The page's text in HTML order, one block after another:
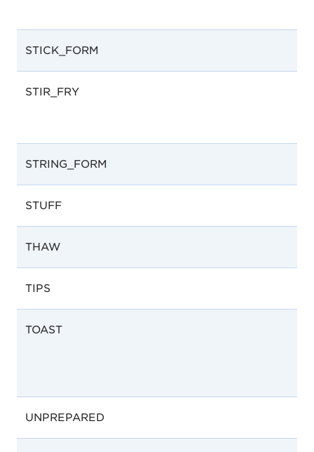
STICK_FORM
STIR_FRY
STRING_FORM
STUFF
THAW
TIPS
TOAST
UNPREPARED